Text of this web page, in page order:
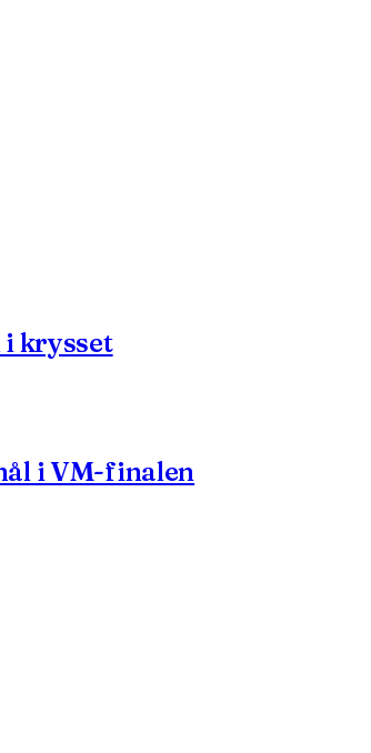
i krysset
i VM-finalen